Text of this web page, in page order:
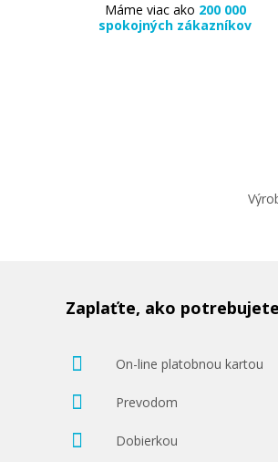
Máme viac ako 200 000
spokojných zákazníkov
Zaplaťte, ako potrebujete
On-line platobnou kartou
Prevodom
Dobierkou